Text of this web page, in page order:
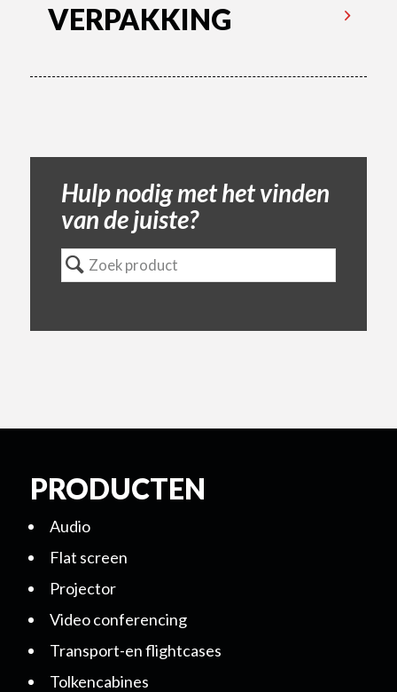
VERPAKKING
Hulp nodig met het vinden
van de juiste?
PRODUCTEN
Audio
Flat screen
Projector
Video conferencing
Transport-en flightcases
Tolkencabines